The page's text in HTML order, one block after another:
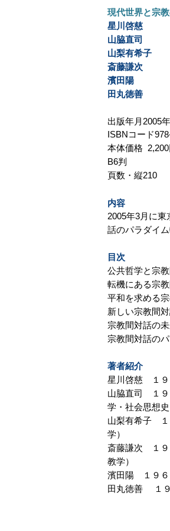
現代世界と宗
星川啓慈
山脇直司
山梨有希子
斎藤謙次
濱田陽
田丸徳善
出版年月2005
ISBNコード
本体価格 2,200
B6判
頁数・縦210
内容
2005年3月に
話のパラダイ
目次
公共哲学と宗
転機にある宗
平和を求める
新しい宗教間
宗教間対話の
宗教間対話の
著者紹介
星川啓慈 １９
山脇直司 １９
学・社会思想史
山梨有希子 １
学）
斎藤謙次 １９
教学）
濱田陽 １９６
田丸徳善 １９